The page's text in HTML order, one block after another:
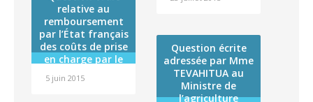
réhabilitation du
service de longs
séjours de
l’hôpital de
relative au
remboursement
par l’État français
des coûts de prise
en charge par le
d’assurance
5 juin 2015
Question écrite
adressée par Mme
TEVAHITUA au
Ministre de
l’agriculture